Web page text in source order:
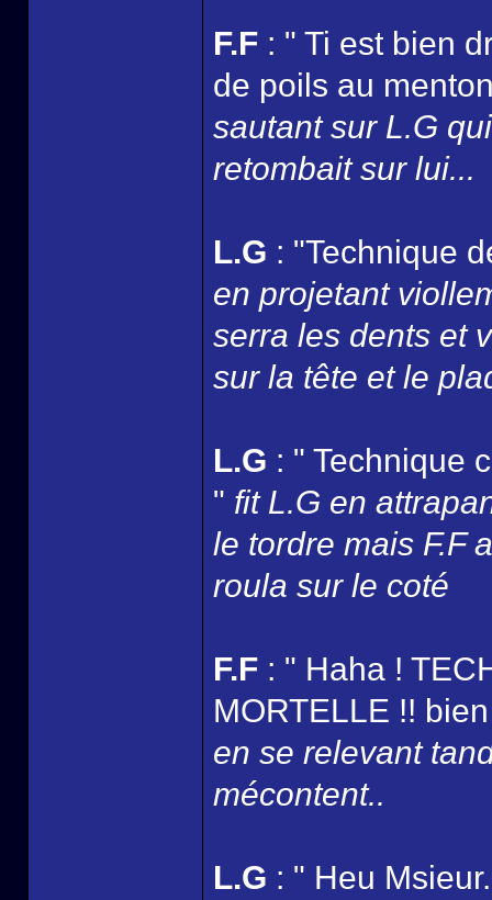
F.F : " Ti est bien
de poils au
sautant sur L.G
retombait sur lui...
L.G : "Technique
en projetant
serra les dents et
sur la tête et le
L.G : " Technique
" fit L.G en
le tordre mais F.F
roula sur le coté
F.F : " Haha !
MORTELLE !!
en se relevant
mécontent..
L.G : " Heu